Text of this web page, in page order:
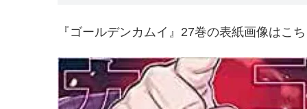
『ゴールデンカムイ』27巻の表紙画像はこ